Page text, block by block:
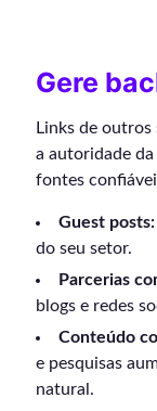
Gere
Links de
a autoridade
fontes
Guest posts:
do seu setor.
Parcerias
blogs e redes
Conteúdo
e pesquisas
natural.